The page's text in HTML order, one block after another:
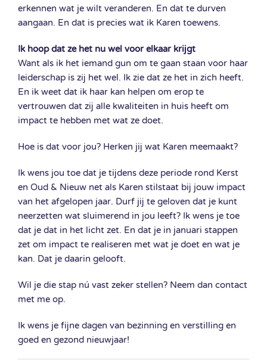
erkennen wat je wilt veranderen. En dat te durven
aangaan. En dat is precies wat ik Karen toewens.
Ik hoop dat ze het nu wel voor elkaar krijgt
Want als ik het iemand gun om te gaan staan voor haar
leiderschap is zij het wel. Ik zie dat ze het in zich heeft.
En ik weet dat ik haar kan helpen om erop te
vertrouwen dat zij alle kwaliteiten in huis heeft om
impact te hebben met wat ze doet.
Hoe is dat voor jou? Herken jij wat Karen meemaakt?
Ik wens jou toe dat je tijdens deze periode rond Kerst
en Oud & Nieuw net als Karen stilstaat bij jouw impact
van het afgelopen jaar. Durf jij te geloven dat je kunt
neerzetten wat sluimerend in jou leeft? Ik wens je toe
dat je dat in het licht zet. En dat je in januari stappen
zet om impact te realiseren met wat je doet en wat je
kan. Dat je daarin gelooft.
Wil je die stap nú vast zeker stellen? Neem dan contact
met me op.
Ik wens je fijne dagen van bezinning en verstilling en
goed en gezond nieuwjaar!